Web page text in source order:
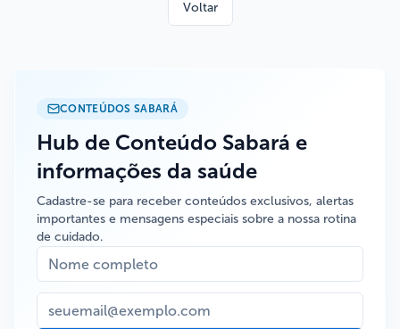
Voltar
CONTEÚDOS SABARÁ
Hub de Conteúdo Sabará e
informações da saúde
Cadastre-se para receber conteúdos exclusivos, alertas
importantes e mensagens especiais sobre a nossa rotina
de cuidado.